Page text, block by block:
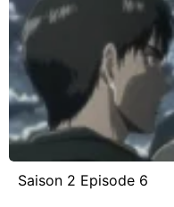
Saison 2 Episode 6